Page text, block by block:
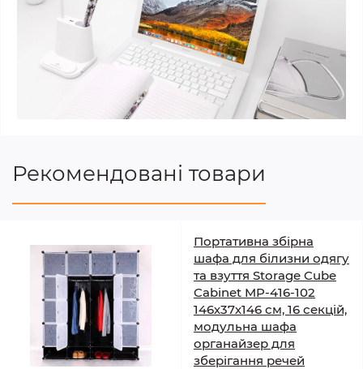
Рекомендовані товари
Портативна збірна
шафа для білизни одягу
та взуття Storage Cube
Cabinet MP-416-102
146х37х146 см, 16 секцій,
модульна шафа
органайзер для
зберігання речей